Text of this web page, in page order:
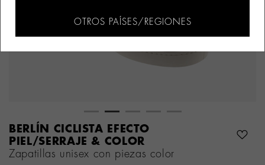
BERLÍN CICLISTA EFECTO
PIEL/SERRAJE & COLOR
Zapatillas unisex con piezas color
OTROS PAÍSES/REGIONES